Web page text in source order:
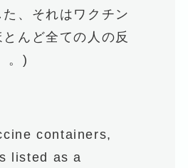
、それはワクチン
んど全ての人の反
。)
containers,
listed as a